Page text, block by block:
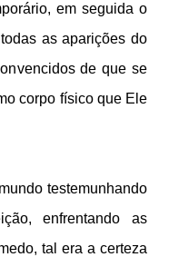
em seguida o
as aparições do
de que se
corpo físico que Ele
testemunhando
enfrentando as
tal era a certeza